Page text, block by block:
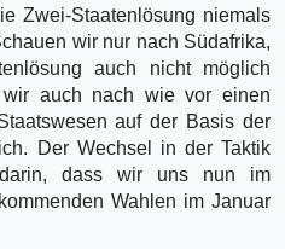
Zwei-Staatenlösung niemals
wir nur nach Südafrika,
auch nicht möglich
auch nach wie vor einen
auf der Basis der
Der Wechsel in der Taktik
dass wir uns nun im
Wahlen im Januar